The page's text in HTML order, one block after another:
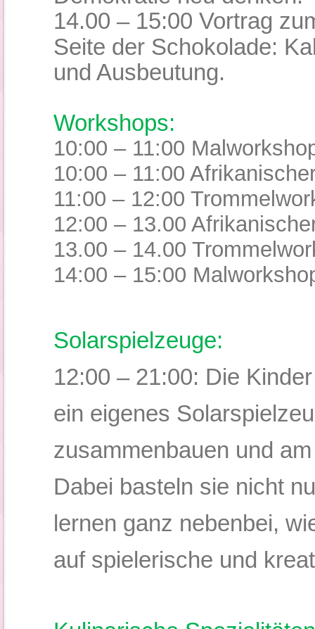
14.00 – 15:00 Vortrag
Seite der Schokolade:
und Ausbeutung.
Workshops:
10:00 – 11:00
10:00 – 11:00
11:00 – 12:00
12:00 – 13.00
13.00 – 14.00
14:00 – 15:00
Solarspielzeuge:
12:00 – 21:00: Die
ein eigenes
zusammenbauen und
Dabei basteln sie nicht
lernen ganz nebenbei,
auf spielerische und